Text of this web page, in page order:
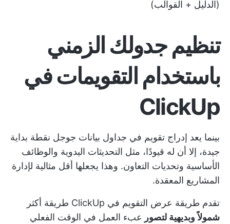
(الدليل + القوالب)
تنظيم جدولك الزمني
باستخدام التقويمات في
ClickUp
بينما يعد إدراج تقويم في جداول بيانات جوجل نقطة بداية
جيدة، إلا أن له قيودًا، مثل التحديثات اليدوية والوظائف
الأساسية وتحديات التعاون. وهذا يجعلها أقل مثالية لإدارة
المشاريع المعقدة.
تقدم طريقة عرض التقويم في ClickUp طريقة أكثر
شمولاً وبديهية لتصور عبء العمل في الوقت الفعلي